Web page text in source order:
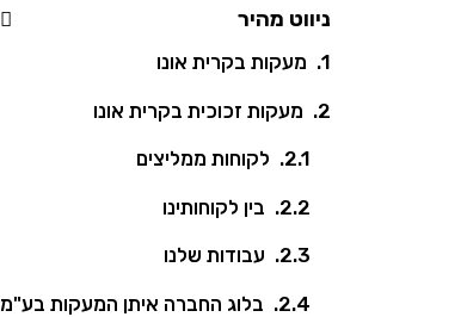
ניווט מהיר
מעקות בקרית אונו
מעקות זכוכית בקרית אונו
לקוחות ממליצים
בין לקוחותינו
עבודות שלנו
בלוג החברה איתן המעקות בע"מ